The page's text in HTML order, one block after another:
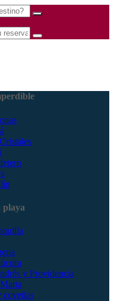
playa
y Providencia
coveñas